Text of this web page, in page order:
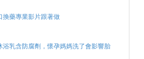
換藥專業影片跟著做
浴乳含防腐劑，懷孕媽媽洗了會影響胎